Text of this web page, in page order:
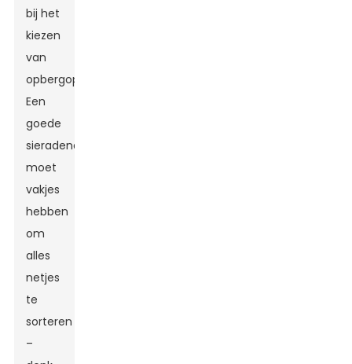
bij het
kiezen
van
opbergoplossingen.
Een
goede
sieradendoos
moet
vakjes
hebben
om
alles
netjes
te
sorteren
–